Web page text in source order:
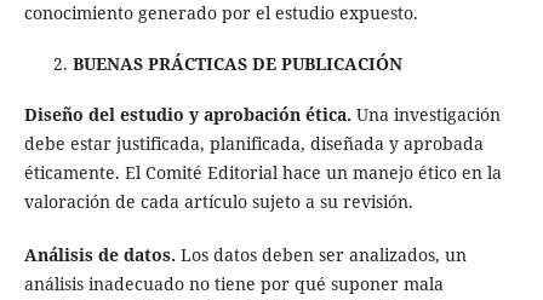
conocimiento generado por el estudio expuesto.
BUENAS PRÁCTICAS DE PUBLICACIÓN
Diseño del estudio y aprobación ética. Una investigación
debe estar justificada, planificada, diseñada y aprobada
éticamente. El Comité Editorial hace un manejo ético en la
valoración de cada artículo sujeto a su revisión.
Análisis de datos. Los datos deben ser analizados, un
análisis inadecuado no tiene por qué suponer mala